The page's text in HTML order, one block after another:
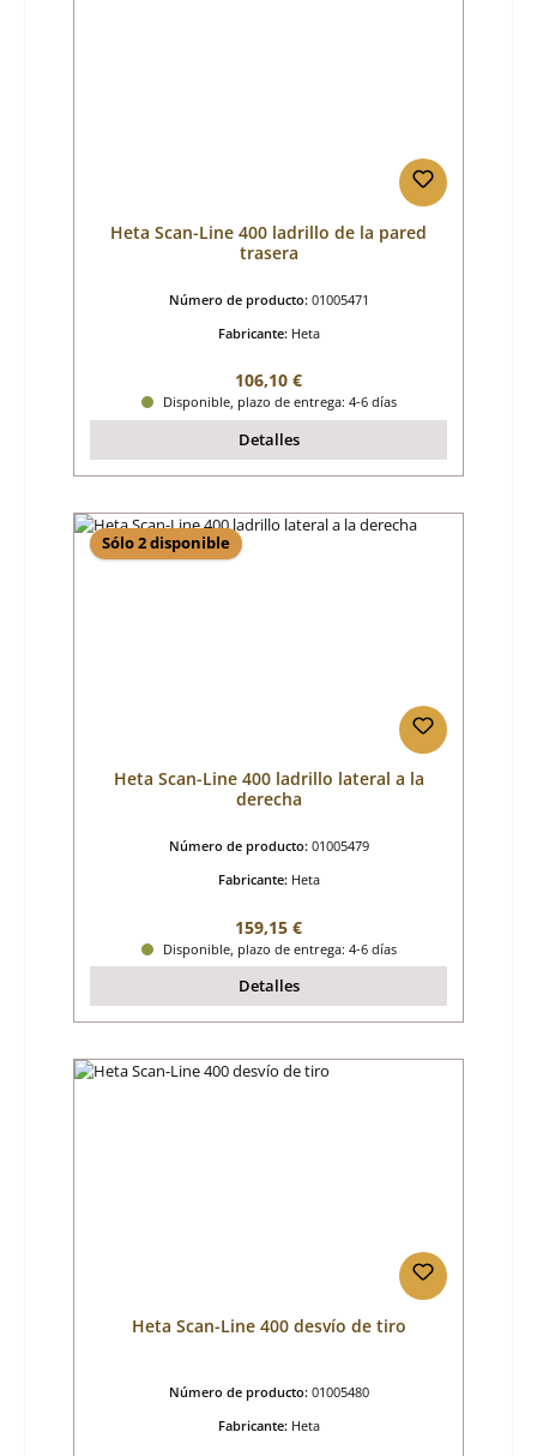
Heta Scan-Line 400 ladrillo de la pared
trasera
Número de producto: 01005471
Fabricante: Heta
Precio normal:
106,10 €
Disponible, plazo de entrega: 4-6 días
Detalles
Sólo 2 disponible
Heta Scan-Line 400 ladrillo lateral a la
derecha
Número de producto: 01005479
Fabricante: Heta
Precio normal:
159,15 €
Disponible, plazo de entrega: 4-6 días
Detalles
Heta Scan-Line 400 desvío de tiro
Número de producto: 01005480
Fabricante: Heta